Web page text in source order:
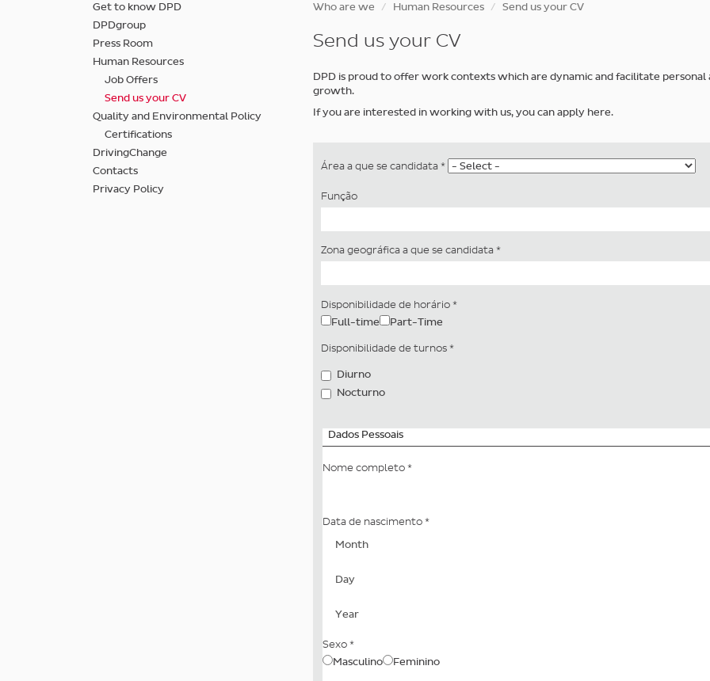
Get to know DPD
DPDgroup
Press Room
Human Resources
Job Offers
Send us your CV
Quality and Environmental Policy
Certifications
DrivingChange
Contacts
Privacy Policy
Who are we Human Resources Send us your CV
Send us your CV
DPD is proud to offer work contexts which are dynamic and facilitate personal
growth.
If you are interested in working with us, you can apply here.
Área a que se candidata *
Função
Zona geográfica a que se candidata *
Disponibilidade de horário *
Full-time
Part-Time
Disponibilidade de turnos *
Diurno
Nocturno
Dados Pessoais
Nome completo *
Data de nascimento *
Sexo *
Masculino
Feminino